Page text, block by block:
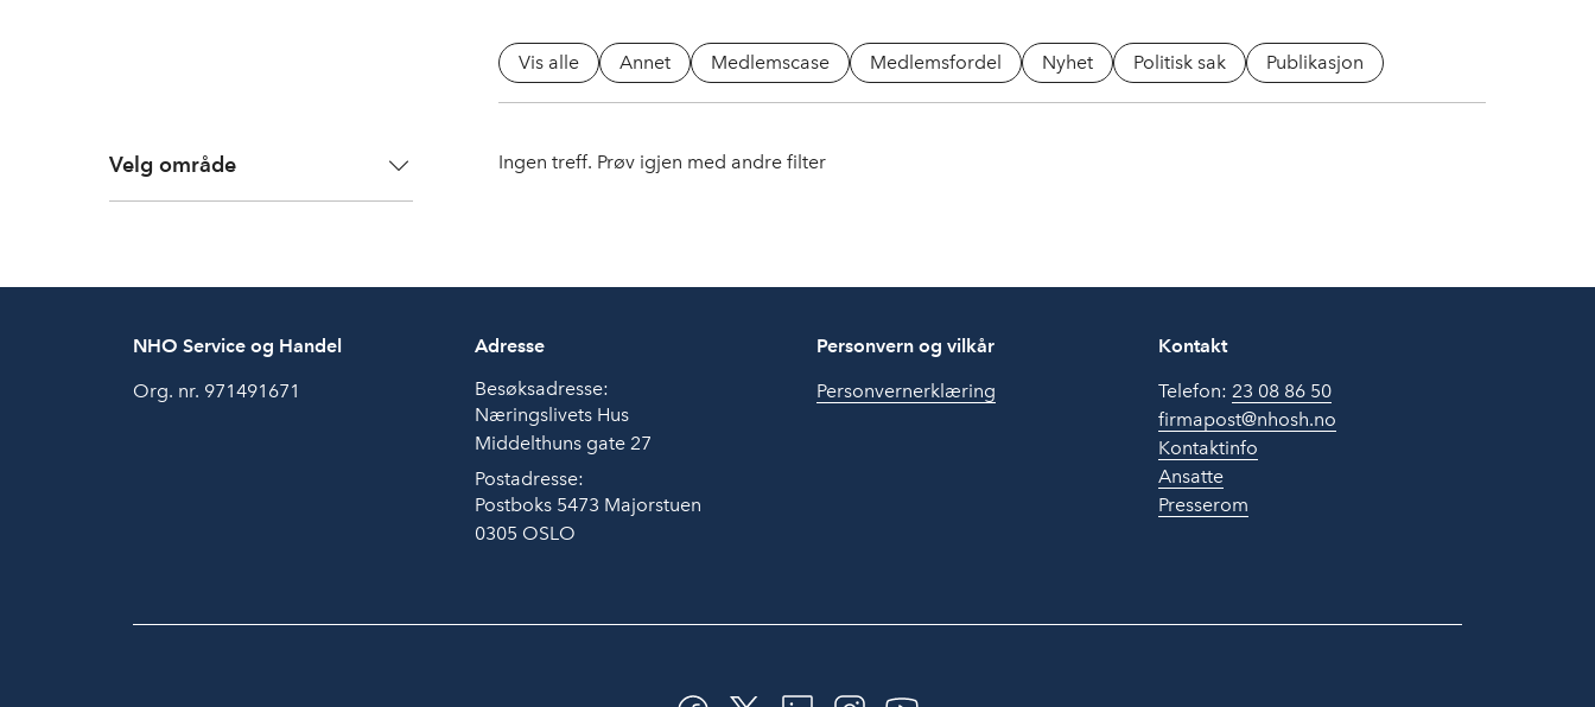
Vis alle Annet Medlemscase Medlemsfordel Nyhet Politisk sak Publikasjon
Velg område Ingen treff. Prøv igjen med andre filter
NHO Service og Handel
Org. nr. 971491671
Adresse
Besøksadresse:
Næringslivets Hus
Middelthuns gate 27
Postadresse:
Postboks 5473 Majorstuen
0305 OSLO
Personvern og vilkår
Personvernerklæring
Kontakt
Telefon: 23 08 86 50
firmapost@nhosh.no
Kontaktinfo
Ansatte
Presserom